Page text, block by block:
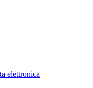
elettronica